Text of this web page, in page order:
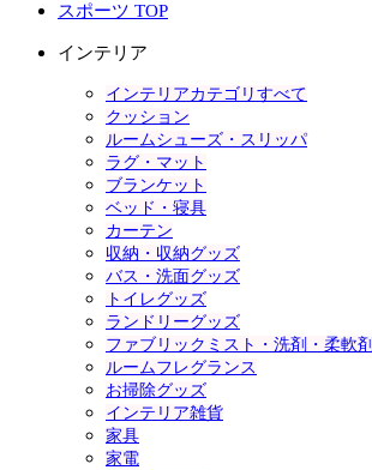
スポーツ TOP
インテリア
インテリアカテゴリすべて
クッション
ルームシューズ・スリッパ
ラグ・マット
ブランケット
ベッド・寝具
カーテン
収納・収納グッズ
バス・洗面グッズ
トイレグッズ
ランドリーグッズ
ファブリックミスト・洗剤・柔軟剤
ルームフレグランス
お掃除グッズ
インテリア雑貨
家具
家電